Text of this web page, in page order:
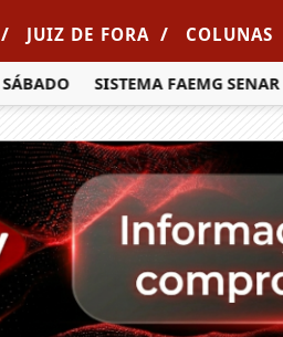
/ JUIZ DE FORA / COLUNAS
SISTEMA FAEMG SENAR